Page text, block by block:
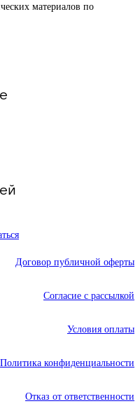
материалов по
Договор публичной оферты
Согласие с рассылкой
Условия оплаты
Политика конфиденциальности
Отказ от ответственности